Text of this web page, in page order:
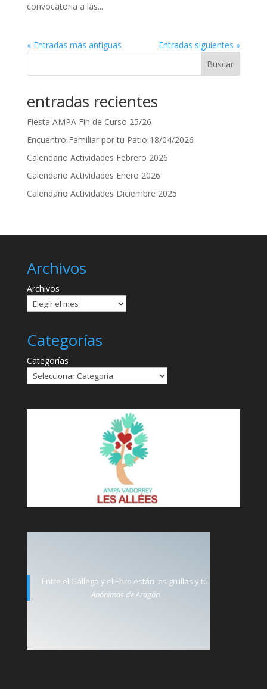
convocatoria a las...
« Entradas más antiguas
Entradas siguientes »
Buscar
entradas recientes
Fiesta AMPA Fin de Curso 25/26
Encuentro Familiar por tu Patio 18/04/2026
Calendario Actividades Febrero 2026
Calendario Actividades Enero 2026
Calendario Actividades Diciembre 2025
Archivos
Archivos
Categorías
Categorías
Entre el Gállego y el Ebro están las grullas y tú.
Anónimas de Aragón